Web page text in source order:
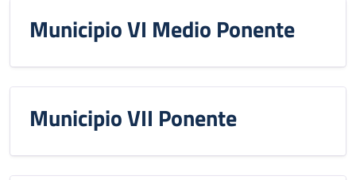
Municipio VI Medio Ponente
Municipio VII Ponente